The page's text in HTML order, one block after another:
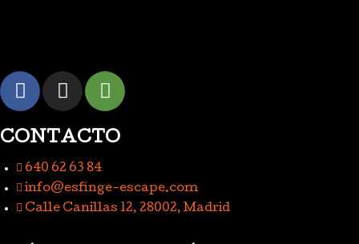
CONTACTO
640 62 63 84
info@esfinge-escape.com
Calle Canillas 12, 28002, Madrid